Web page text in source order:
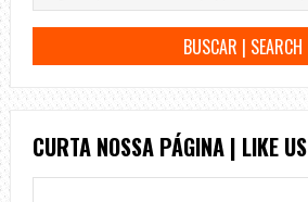
CURTA NOSSA PÁGINA | LIKE US